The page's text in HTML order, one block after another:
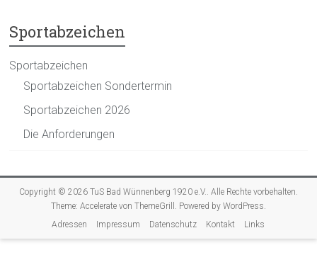
Sportabzeichen
Sportabzeichen
Sportabzeichen Sondertermin
Sportabzeichen 2026
Die Anforderungen
Copyright © 2026 TuS Bad Wünnenberg 1920 e.V.. Alle Rechte vorbehalten.
Theme: Acceleratevon ThemeGrill. Powered by WordPress.
Adressen
Impressum Datenschutz Kontakt Links